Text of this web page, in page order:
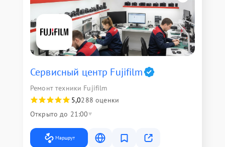
Сервисный центр Fujifilm
Ремонт техники Fujifilm
5,0288 оценки
Открыто до 21:00
Маршрут